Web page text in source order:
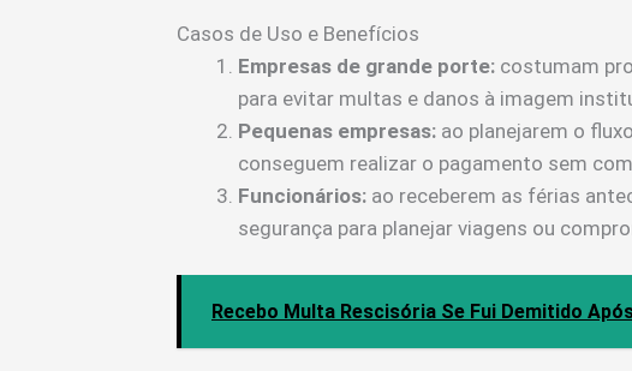
Casos de Uso e Benefícios
Empresas de grande porte: costumam
para evitar multas e danos à imagem
Pequenas empresas: ao planejarem o
conseguem realizar o pagamento sem
Funcionários: ao receberem as férias
segurança para planejar viagens ou
Recebo Multa Rescisória Se Fui Demitido